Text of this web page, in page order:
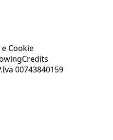
Cookie
Credits
00743840159